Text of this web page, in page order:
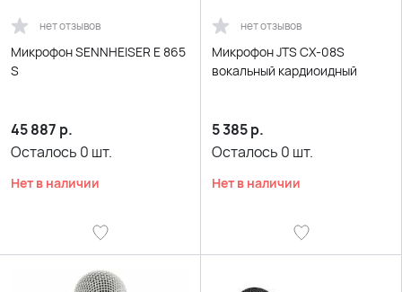
нет отзывов
Микрофон SENNHEISER E 865
S
45 887 р.
Осталось 0 шт.
Нет в наличии
нет отзывов
Микрофон JTS CX-08S
вокальный кардиоидный
5 385р.
Осталось 0 шт.
Нет в наличии